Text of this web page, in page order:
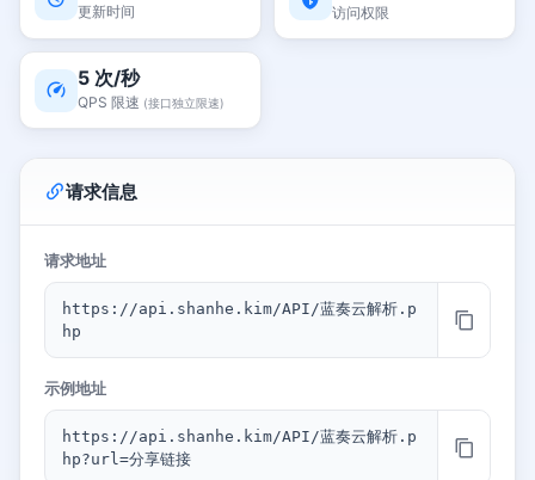
更新时间 访问权限
5 次/秒
QPS 限速 (接口独立限速)
请求信息
请求地址
https://api.shanhe.kim/API/蓝奏云解析.p
hp
示例地址
https://api.shanhe.kim/API/蓝奏云解析.p
hp?url=分享链接